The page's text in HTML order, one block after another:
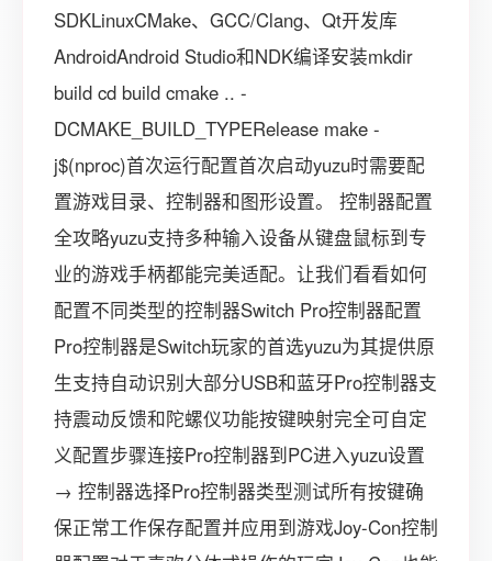
SDKLinuxCMake、GCC/Clang、Qt开发库
AndroidAndroid Studio和NDK编译安装mkdir
build cd build cmake .. -
DCMAKE_BUILD_TYPERelease make -
j$(nproc)首次运行配置首次启动yuzu时需要配
置游戏目录、控制器和图形设置。 控制器配置
全攻略yuzu支持多种输入设备从键盘鼠标到专
业的游戏手柄都能完美适配。让我们看看如何
配置不同类型的控制器Switch Pro控制器配置
Pro控制器是Switch玩家的首选yuzu为其提供原
生支持自动识别大部分USB和蓝牙Pro控制器支
持震动反馈和陀螺仪功能按键映射完全可自定
义配置步骤连接Pro控制器到PC进入yuzu设置
→ 控制器选择Pro控制器类型测试所有按键确
保正常工作保存配置并应用到游戏Joy-Con控制